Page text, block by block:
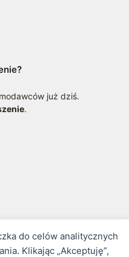
do celów analitycznych
Klikając „Akceptuję”,
już dziś.
.
prywatności • Sitemap